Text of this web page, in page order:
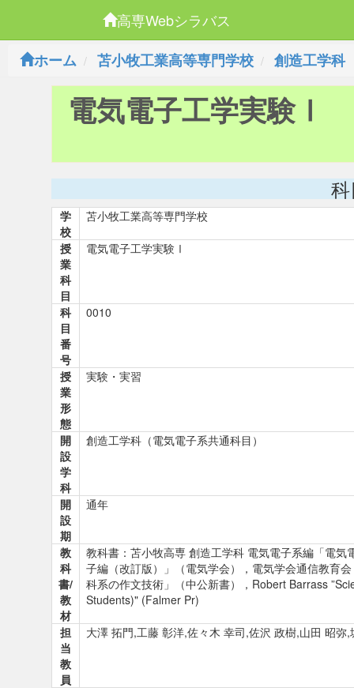
高専Webシラバス
ホーム
苫小牧工業高等専門学校 創造工学科
電気電子工学実験Ⅰ
学
校
苫小牧工業高等専門学校
授
業
科
目
電気電子工学実験Ⅰ
科
目
番
号
0010
授
業
形
態
実験・実習
開
設
学
科
創造工学科（電気電子系共通科目）
開
設
期
通年
教
科
書/
教
材
教科書：苫小牧高専 創造工学科 電気電子系編「電
子編（改訂版）」（電気学会），電気学会通信教育
科系の作文技術」（中公新書），Robert Barrass
Students)" (Falmer Pr)
担
当
教
員
大澤 拓門,工藤 彰洋,佐々木 幸司,佐沢 政樹,山田 昭弥,